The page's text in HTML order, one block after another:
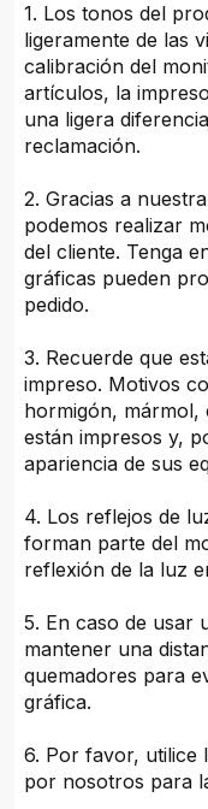
1. Los tonos del
ligeramente de las
calibración del
artículos, la
una ligera
reclamación.
2. Gracias a
podemos realizar
del cliente. Tenga
gráficas pueden
pedido.
3. Recuerde que
impreso. Motivos
hormigón, mármol,
están impresos y,
apariencia de sus
4. Los reflejos de
forman parte del
reflexión de la luz
5. En caso de usar
mantener una
quemadores para
gráfica.
6. Por favor, utilice
por nosotros para